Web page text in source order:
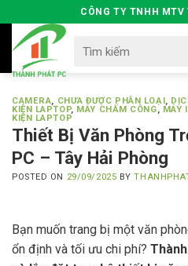
to
content
CÔNG TY TNHH MTV
for:
CAMERA, CHƯA ĐƯỢC PHÂN LOẠI,
KIỆN LAPTOP, MÁY CHẤM CÔNG, MÁY
KIỆN LAPTOP
Thiết Bị Văn Phòng
PC – Tây Hải Phòng
POSTED ON 29/09/2025 BY
Bạn muốn trang bị một văn
ổn định và tối ưu chi phí?